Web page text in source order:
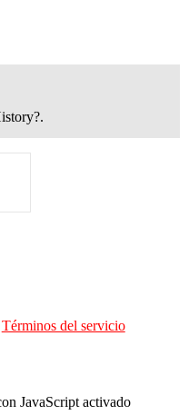
Términos del servicio
JavaScript activado